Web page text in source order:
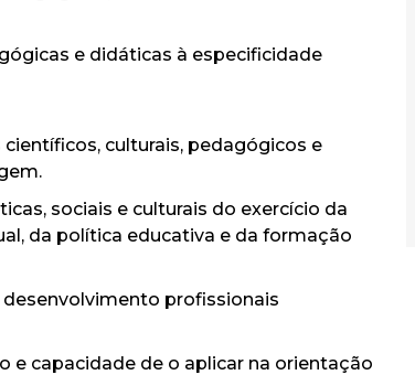
e didáticas à especificidade
culturais, pedagógicos e
sociais e culturais do exercício da
da política educativa e da formação
profissionais
e capacidade de o aplicar na orientação